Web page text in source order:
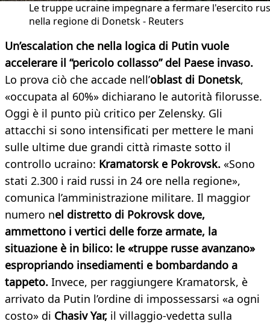
Le truppe ucraine impegnare a fermare l'esercito
nella regione di Donetsk - Reuters
Un’escalation che nella logica di Putin vuole
accelerare il “pericolo collasso” del Paese invaso.
Lo prova ciò che accade nell’oblast di Donetsk,
«occupata al 60%» dichiarano le autorità filorusse.
Oggi è il punto più critico per Zelensky. Gli
attacchi si sono intensificati per mettere le mani
sulle ultime due grandi città rimaste sotto il
controllo ucraino: Kramatorsk e Pokrovsk. «Sono
stati 2.300 i raid russi in 24 ore nella regione»,
comunica l’amministrazione militare. Il maggior
numero nel distretto di Pokrovsk dove,
ammettono i vertici delle forze armate, la
situazione è in bilico: le «truppe russe avanzano»
espropriando insediamenti e bombardando a
tappeto. Invece, per raggiungere Kramatorsk, è
arrivato da Putin l’ordine di impossessarsi «a ogni
costo» di Chasiv Yar, il villaggio-vedetta sulla